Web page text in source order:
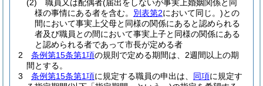
(2)
職員又は配偶者(届出をしないが事実上婚姻関係と同
様の事情にある者を含む。 別表第2において同じ。)との
間において事実上父母と同様の関係にあると認められる
者及び職員との間において事実上子と同様の関係にある
と認められる者であって市長が定める者
2
条例第15条第1項の規則で定める期間は、2週間以上の期
間とする。
3
条例第15条第1項に規定する職員の申出は、 同項に規定す